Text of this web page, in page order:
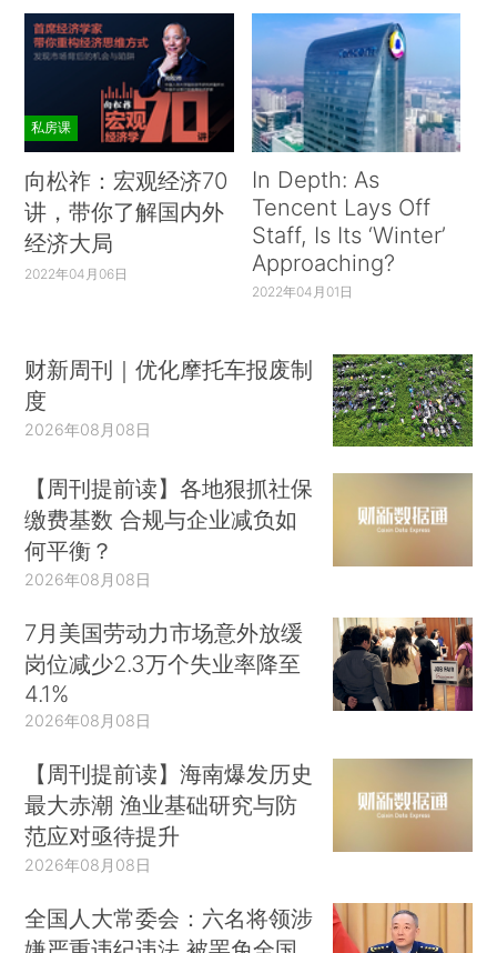
私房课
向松祚：宏观经济70
讲，带你了解国内外
经济大局
2022年04月06日
In Depth: As
Tencent Lays Off
Staff, Is Its ‘Winter’
Approaching?
2022年04月01日
财新周刊｜优化摩托车报废制
度
2026年08月08日
【周刊提前读】各地狠抓社保
缴费基数 合规与企业减负如
何平衡？
2026年08月08日
7月美国劳动力市场意外放缓
岗位减少2.3万个失业率降至
4.1%
2026年08月08日
【周刊提前读】海南爆发历史
最大赤潮 渔业基础研究与防
范应对亟待提升
2026年08月08日
全国人大常委会：六名将领涉